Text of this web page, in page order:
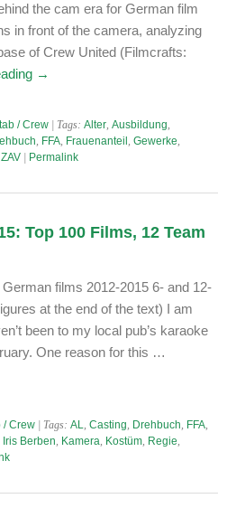
the cam era for German film
in front of the camera, analyzing
of Crew United (Filmcrafts:
→
/ Crew | Tags: Alter, Ausbildung,
, FFA, Frauenanteil , Gewerke,
ZAV Permalink
Top 100 Films, 12 Team
films 2012-2015 6- and 12-
at the end of the text) I am
been to my local pub’s karaoke
One reason for this …
/ Crew | Tags: AL, Casting, Drehbuch, FFA,
Iris Berben, Kamera, Kostüm, Regie,